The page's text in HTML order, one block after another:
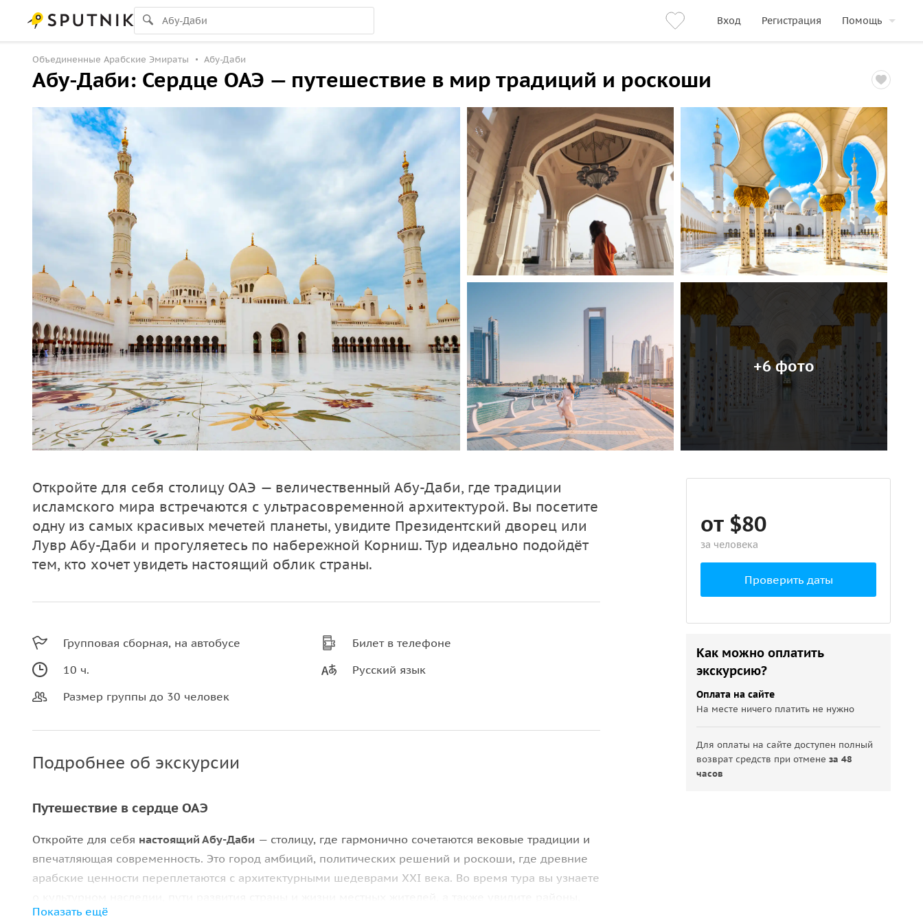
Вход Регистрация Помощь
Объединенные Арабские Эмираты Абу-Даби
Абу-Даби: Сердце ОАЭ — путешествие в мир традиций и роскоши
+6 фото
Откройте для себя столицу ОАЭ — величественный Абу-Даби, где традиции
исламского мира встречаются с ультрасовременной архитектурой. Вы посетите
одну из самых красивых мечетей планеты, увидите Президентский дворец или
Лувр Абу-Даби и прогуляетесь по набережной Корниш. Тур идеально подойдёт
тем, кто хочет увидеть настоящий облик страны.
Групповая сборная, на автобусе
10 ч.
Размер группы до 30 человек
Билет в телефоне
Русский язык
Подробнее об экскурсии
Путешествие в сердце ОАЭ
Откройте для себя настоящий Абу-Даби — столицу, где гармонично сочетаются вековые традиции и
впечатляющая современность. Это город амбиций, политических решений и роскоши, где древние
арабские ценности переплетаются с архитектурными шедеврами XXI века. Во время тура вы узнаете
где располагаются резиденции шейхов.
Показать ещё
от $80
за человека
Проверить даты
Как можно оплатить
экскурсию?
Оплата на сайте
На месте ничего платить не нужно
Для оплаты на сайте доступен полный
возврат средств при отменеза 48
часов